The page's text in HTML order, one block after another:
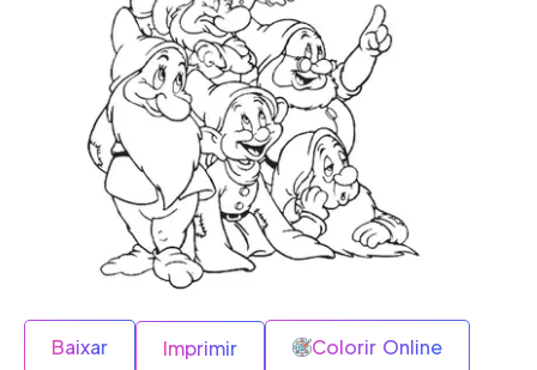
Baixar Imprimir Colorir Online